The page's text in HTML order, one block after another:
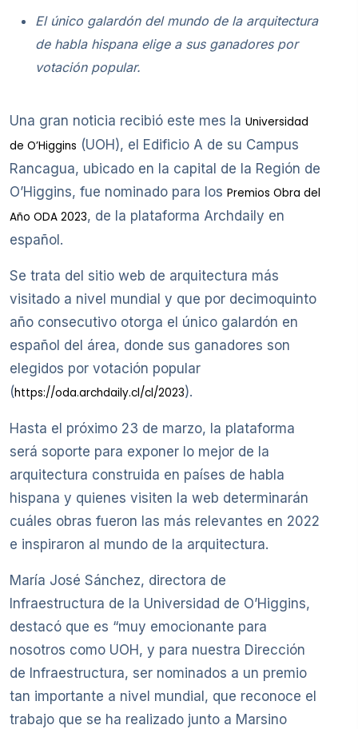
El único galardón del mundo de la arquitectura
de habla hispana elige a sus ganadores por
votación popular.
Una gran noticia recibió este mes la Universidad
de O’Higgins (UOH), el Edificio A de su Campus
Rancagua, ubicado en la capital de la Región de
O’Higgins, fue nominado para los Premios Obra del
Año ODA 2023, de la plataforma Archdaily en
español.
Se trata del sitio web de arquitectura más
visitado a nivel mundial y que por decimoquinto
año consecutivo otorga el único galardón en
español del área, donde sus ganadores son
elegidos por votación popular
(https://oda.archdaily.cl/cl/2023).
Hasta el próximo 23 de marzo, la plataforma
será soporte para exponer lo mejor de la
arquitectura construida en países de habla
hispana y quienes visiten la web determinarán
cuáles obras fueron las más relevantes en 2022
e inspiraron al mundo de la arquitectura.
María José Sánchez, directora de
Infraestructura de la Universidad de O’Higgins,
destacó que es “muy emocionante para
nosotros como UOH, y para nuestra Dirección
de Infraestructura, ser nominados a un premio
tan importante a nivel mundial, que reconoce el
trabajo que se ha realizado junto a Marsino